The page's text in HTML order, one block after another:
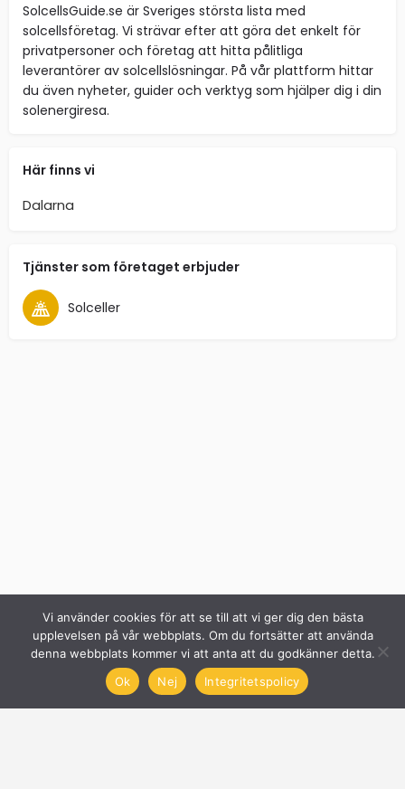
SolcellsGuide.se är Sveriges största lista med
solcellsföretag. Vi strävar efter att göra det enkelt för
privatpersoner och företag att hitta pålitliga
leverantörer av solcellslösningar. På vår plattform hittar
du även nyheter, guider och verktyg som hjälper dig i din
solenergiresa.
Här finns vi
Dalarna
Tjänster som företaget erbjuder
Solceller
Vi använder cookies för att se till att vi ger dig den bästa
upplevelsen på vår webbplats. Om du fortsätter att använda
denna webbplats kommer vi att anta att du godkänner detta.
Ok
Nej Integritetspolicy